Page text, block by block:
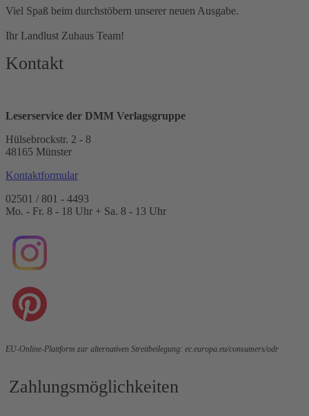
Viel Spaß beim durchstöbern unserer neuen Ausgabe.
Ihr Landlust Zuhaus Team!
Kontakt
Leserservice der DMM Verlagsgruppe
Hülsebrockstr. 2 - 8
48165 Münster
Kontaktformular
02501 / 801 - 4493
Mo. - Fr. 8 - 18 Uhr + Sa. 8 - 13 Uhr
EU-Online-Plattform zur alternativen Streitbeilegung: ec.europa.eu/consumers/odr
Zahlungsmöglichkeiten